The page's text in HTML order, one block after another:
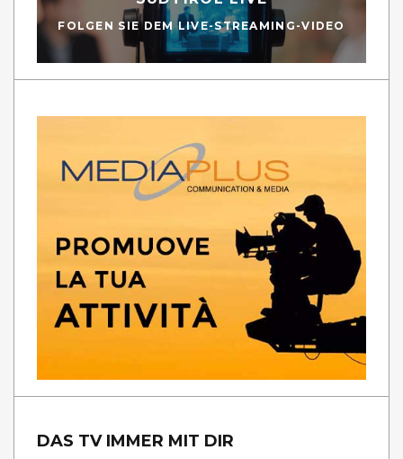
FOLGEN SIE DEM LIVE-STREAMING-VIDEO
DAS TV IMMER MIT DIR